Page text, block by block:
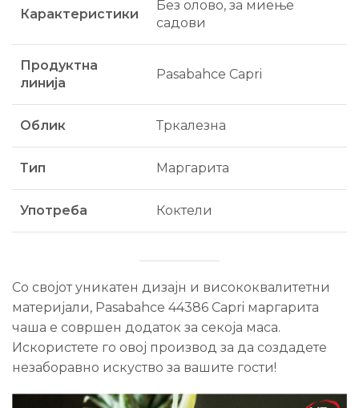
Карактеристики
Без олово, за миење
садови
Продуктна
линија
Pasabahce Capri
Облик Тркалезна
Тип Маргарита
Употреба Коктели
Со својот уникатен дизајн и висококвалитетни
материјали, Pasabahce 44386 Capri маргарита
чаша е совршен додаток за секоја маса.
Искористете го овој производ за да создадете
незаборавно искуство за вашите гости!